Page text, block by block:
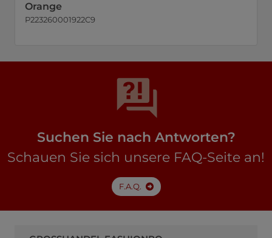
Orange
P223260001922C9
Suchen Sie nach Antworten?
Schauen Sie sich unsere FAQ-Seite an!
F.A.Q.